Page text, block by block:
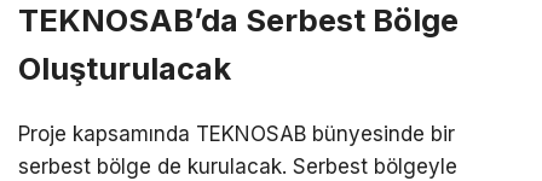
TEKNOSAB’da Serbest Bölge
Oluşturulacak
Proje kapsamında TEKNOSAB bünyesinde bir
serbest bölge de kurulacak. Serbest bölgeyle